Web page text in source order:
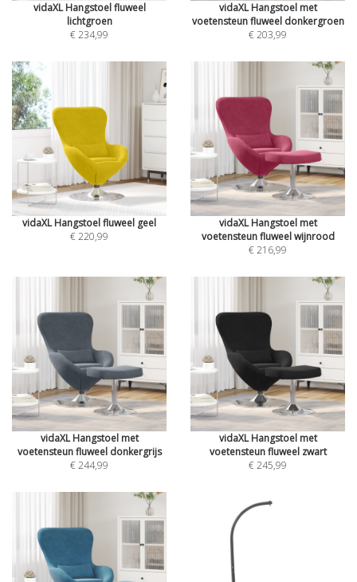
vidaXL Hangstoel fluweel
lichtgroen
€ 234,99
vidaXL Hangstoel met
voetensteun fluweel donkergroen
€ 203,99
vidaXL Hangstoel fluweel geel
€ 220,99
vidaXL Hangstoel met
voetensteun fluweel wijnrood
€ 216,99
vidaXL Hangstoel met
voetensteun fluweel donkergrijs
€ 244,99
vidaXL Hangstoel met
voetensteun fluweel zwart
€ 245,99